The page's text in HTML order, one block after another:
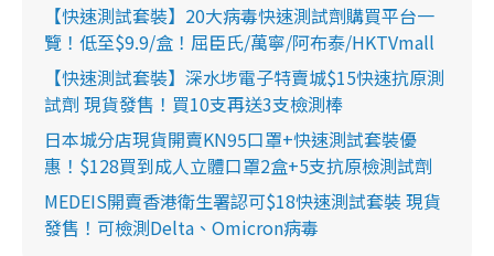
【快速測試套裝】20大病毒快速測試劑購買平台一
覽！低至$9.9/盒！屈臣氏/萬寧/阿布泰/HKTVmall
【快速測試套裝】深水埗電子特賣城$15快速抗原測
試劑 現貨發售！買10支再送3支檢測棒
日本城分店現貨開賣KN95口罩+快速測試套裝優
惠！$128買到成人立體口罩2盒+5支抗原檢測試劑
MEDEIS開賣香港衛生署認可$18快速測試套裝 現貨
發售！可檢測Delta、Omicron病毒